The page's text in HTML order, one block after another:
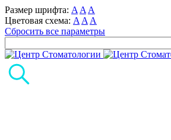
Размер шрифта: A A A
Цветовая схема: A A A
Сбросить все параметры